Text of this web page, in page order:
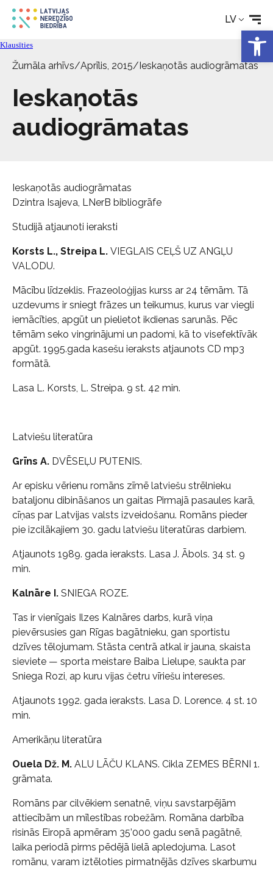
LV
Par biedrību
Kontakti
Klausīties
Žurnāla arhīvs/Aprīlis, 2015/Ieskaņotās audiogrāmatas
Ieskaņotās
audiogrāmatas
Ieskaņotās audiogrāmatas
Dzintra Isajeva, LNerB bibliogrāfe
Studijā atjaunoti ieraksti
Korsts L., Streipa L. VIEGLAIS CEĻŠ UZ ANGĻU
VALODU.
Mācību līdzeklis. Frazeoloģijas kurss ar 24 tēmām. Tā
uzdevums ir sniegt frāzes un teikumus, kurus var viegli
iemācīties, apgūt un pielietot ikdienas sarunās. Pēc
tēmām seko vingrinājumi un padomi, kā to visefektīvāk
apgūt. 1995.gada kasešu ieraksts atjaunots CD mp3
formātā.
Lasa L. Korsts, L. Streipa. 9 st. 42 min.
Latviešu literatūra
Grīns A. DVĒSEĻU PUTENIS.
Ar episku vērienu romāns zīmē latviešu strēlnieku
bataljonu dibināšanos un gaitas Pirmajā pasaules karā,
cīņas par Latvijas valsts izveidošanu. Romāns pieder
pie izcilākajiem 30. gadu latviešu literatūras darbiem.
Atjaunots 1989. gada ieraksts. Lasa J. Ābols. 34 st. 9
min.
Kalnāre I. SNIEGA ROZE.
Tas ir vienīgais Ilzes Kalnāres darbs, kurā viņa
pievērsusies gan Rīgas bagātnieku, gan sportistu
dzīves tēlojumam. Stāsta centrā atkal ir jauna, skaista
sieviete — sporta meistare Baiba Lielupe, saukta par
Sniega Rozi, ap kuru vijas četru vīriešu intereses.
Atjaunots 1992. gada ieraksts. Lasa D. Lorence. 4 st. 10
min.
Amerikāņu literatūra
Ouela Dž. M. ALU LĀČU KLANS. Cikla ZEMES BĒRNI 1.
grāmata.
Romāns par cilvēkiem senatnē, viņu savstarpējām
attiecībām un mīlestības robežām. Romāna darbība
risinās Eiropā apmēram 35’000 gadu senā pagātnē,
laika periodā pirms pēdējā lielā apledojuma. Lasot
romānu, varam iztēloties pirmatnējās dzīves skarbumu